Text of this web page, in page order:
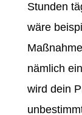
Stunden
wäre
nämlich
wird dein